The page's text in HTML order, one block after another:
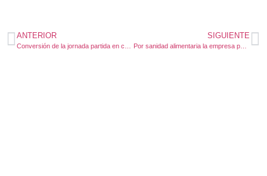
ANTERIOR SIGUIENTE
Por sanidad alimentaria la empresa puede obligar a una trabajadora musulmana a ocultar su velo bajo un gorro.